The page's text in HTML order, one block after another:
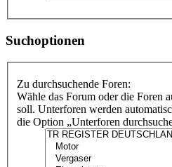
Suchoptionen
Zu durchsuchende Foren:
Wähle das Forum oder die Foren
soll. Unterforen werden
die Option „Unterforen